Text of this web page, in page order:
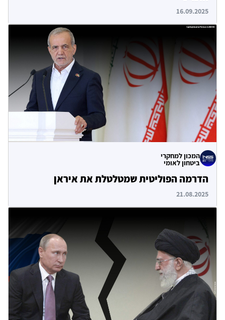
16.09.2025
המכון למחקרי
ביטחון לאומי
הדרמה הפוליטית שמטלטלת את איראן
21.08.2025